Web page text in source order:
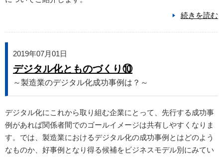
続きを読む
2019年07月01日
デジタル化とものづくり⑩
～製造業のデジタル化成功事例は？～
デジタル化にこれから取り組む企業にとって、先行する成功事
例があれば関係者間でのゴールイメージは共有しやすくなりま
す。では、製造業におけるデジタル化の成功事例とはどのよう
なものか、好事例となり得る候補をビジネスモデル別にみてい